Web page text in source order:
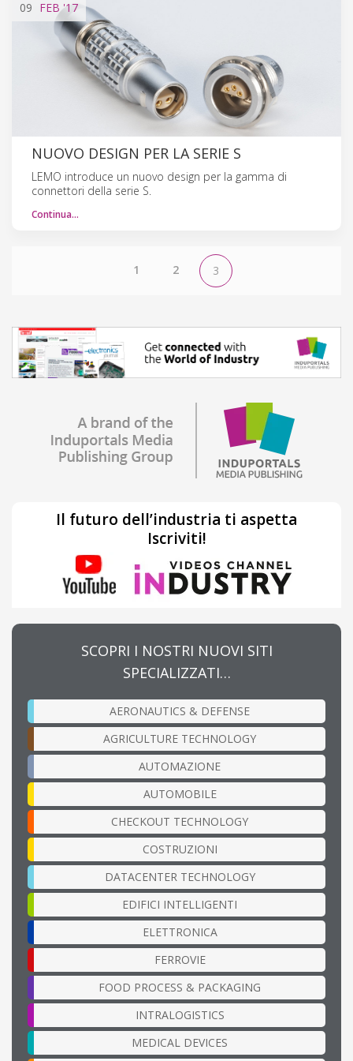
09 FEB'17
NUOVO DESIGN PER LA SERIE S
LEMO introduce un nuovo design per la gamma di
connettori della serie S.
Continua…
1 2 3
Il futuro dell’industria ti aspetta
Iscriviti!
SCOPRI I NOSTRI NUOVI SITI
SPECIALIZZATI…
AERONAUTICS & DEFENSE
AGRICULTURE TECHNOLOGY
AUTOMAZIONE
AUTOMOBILE
CHECKOUT TECHNOLOGY
COSTRUZIONI
DATACENTER TECHNOLOGY
EDIFICI INTELLIGENTI
ELETTRONICA
FERROVIE
FOOD PROCESS & PACKAGING
INTRALOGISTICS
MEDICAL DEVICES